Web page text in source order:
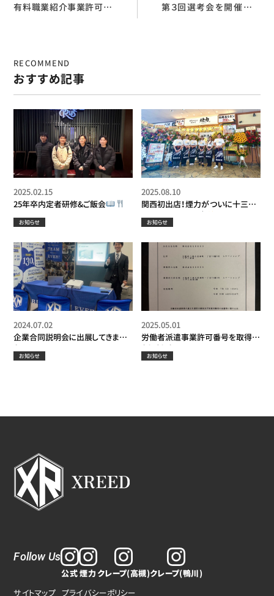
有料職業紹介事業許可番
第３回選考会を開催いた
RECOMMEND
おすすめ記事
25年卒内定者研修&ご飯会
2025.02.15
お知らせ
関西初出店！煙力がついに十三に
グランドオープン
2025.08.10
お知らせ
企業合同説明会に出展してきまし
た！
2024.07.02
お知らせ
労働者派遣事業許可番号を取得い
たしました！
2025.05.01
お知らせ
Follow Us
公式 煙力 クレープ(高槻)クレープ(鴨川)
サイトマップ プライバシーポリシー